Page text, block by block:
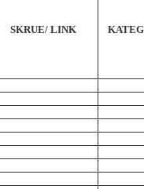
SKRUE/ LINK